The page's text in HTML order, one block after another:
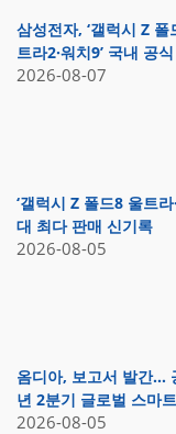
삼성전자, ‘갤럭시 Z 폴
트라2·워치9’ 국내 공
2026-08-07
‘갤럭시 Z 폴드8 울트
대 최다 판매 신기록
2026-08-05
옴디아, 보고서 발간…
년 2분기 글로벌 스마
2026-08-05